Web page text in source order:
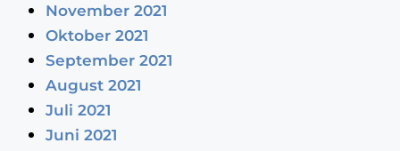
November 2021
Oktober 2021
September 2021
August 2021
Juli 2021
Juni 2021